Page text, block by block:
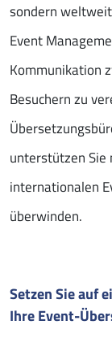
sondern
Event
Kommunikation
Besuchern zu
unterstützen Sie
internationalen
überwinden.
Setzen Sie auf
Ihre Event-